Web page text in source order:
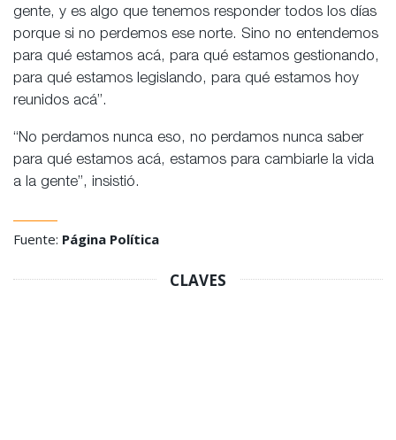
gente, y es algo que tenemos responder todos los días
porque si no perdemos ese norte. Sino no entendemos
para qué estamos acá, para qué estamos gestionando,
para qué estamos legislando, para qué estamos hoy
reunidos acá”.
“No perdamos nunca eso, no perdamos nunca saber
para qué estamos acá, estamos para cambiarle la vida
a la gente”, insistió.
Fuente: Página Política
CLAVES